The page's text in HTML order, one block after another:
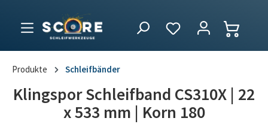
Produkte Schleifbänder
Klingspor Schleifband CS310X | 22
x 533 mm | Korn 180